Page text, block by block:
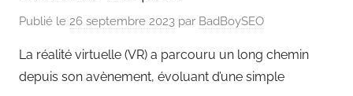
Publié le 26 septembre 2023 par BadBoySEO
La réalité virtuelle (VR) a parcouru un long chemin
depuis son avènement, évoluant d’une simple